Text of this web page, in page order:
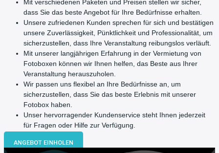
Mit verschiedenen Paketen und Preisen stellen wir sicher,
dass Sie das beste Angebot für Ihre Bedürfnisse erhalten.
Unsere zufriedenen Kunden sprechen für sich und bestätigen
unsere Zuverlässigkeit, Pünktlichkeit und Professionalität, um
sicherzustellen, dass Ihre Veranstaltung reibungslos verläuft.
Mit unserer langjährigen Erfahrung in der Vermietung von
Fotoboxen können wir Ihnen helfen, das Beste aus Ihrer
Veranstaltung herauszuholen.
Wir passen uns flexibel an Ihre Bedürfnisse an, um
sicherzustellen, dass Sie das beste Erlebnis mit unserer
Fotobox haben.
Unser hervorragender Kundenservice steht Ihnen jederzeit
für Fragen oder Hilfe zur Verfügung.
ANGEBOT EINHOLEN